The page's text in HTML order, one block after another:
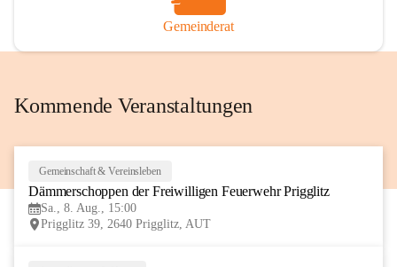
Gemeinderat
Kommende Veranstaltungen
Gemeinschaft & Vereinsleben
Dämmerschoppen der Freiwilligen Feuerwehr Prigglitz
Sa., 8. Aug., 15:00
Prigglitz 39, 2640 Prigglitz, AUT